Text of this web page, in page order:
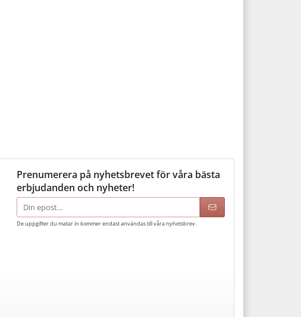
Prenumerera på nyhetsbrevet för våra bästa
erbjudanden och nyheter!
E-
postadress
De uppgifter du matar in kommer endast användas till våra nyhetsbrev.